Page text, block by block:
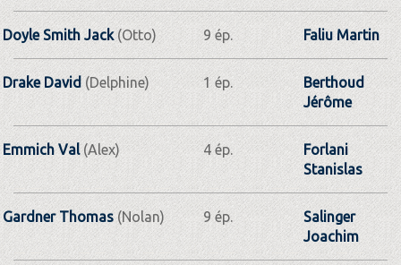
Doyle Smith Jack(Otto) 9 ép. Faliu Martin
Drake David(Delphine) 1 ép.
Berthoud
Jérôme
Emmich Val(Alex) 4 ép.
Forlani
Stanislas
Gardner Thomas(Nolan) 9 ép.
Salinger
Joachim